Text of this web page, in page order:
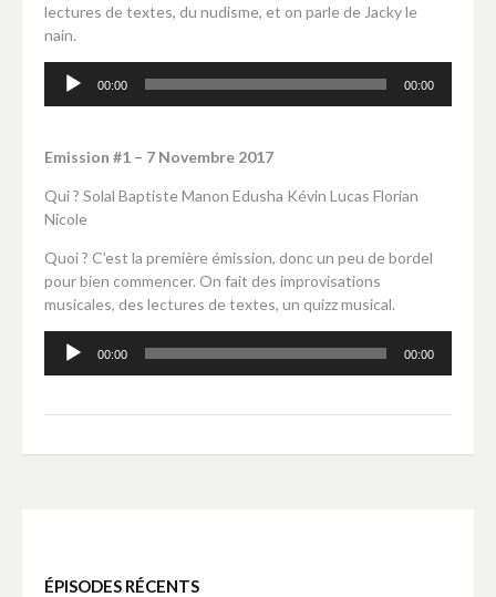
lectures de textes, du nudisme, et on parle de Jacky le
nain.
Lecteur
audio
00:00 00:00
Emission #1 – 7 Novembre 2017
Qui ? Solal Baptiste Manon Edusha Kévin Lucas Florian
Nicole
Quoi ? C’est la première émission, donc un peu de bordel
pour bien commencer. On fait des improvisations
musicales, des lectures de textes, un quizz musical.
Lecteur
audio
00:00 00:00
ÉPISODES RÉCENTS